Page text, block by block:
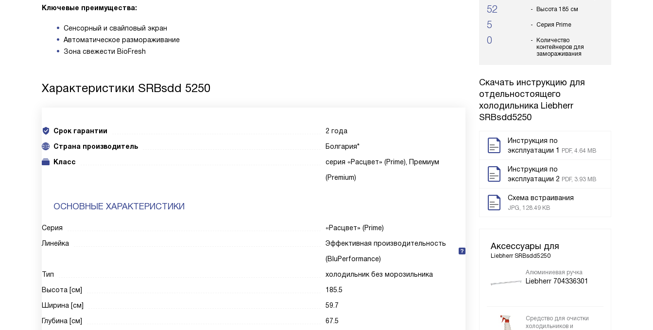
52 Высота 185 см
5 Серия Prime
0
Количество
контейнеров для
замораживания
Скачать инструкцию для
отдельностоящего
холодильника Liebherr
SRBsdd5250
Инструкция по
эксплуатации 1
PDF, 4.64 MB
Инструкция по
эксплуатации 2 PDF, 3.93 MB
Схема встраивания
JPG, 128.49 KB
Аксессуары для
Liebherr SRBsdd5250
Алюминиевая ручка
Liebherr 704336301
Средство для очистки
холодильников и
Ключевые преимущества:
Сенсорный и свайповый экран
Автоматическое размораживание
Зона свежести BioFresh
Характеристики SRBsdd 5250
Срок гарантии
2 года
Cтрана производитель
Болгария*
Класс
серия «Расцвет» (Prime), Премиум
(Premium)
ОСНОВНЫЕ ХАРАКТЕРИСТИКИ
Серия
«Расцвет» (Prime)
Линейка
Эффективная производительность
(BluPerformance)
Тип
холодильник без морозильника
Высота [см]
185.5
Ширина [см]
59.7
Глубина [см]
67.5